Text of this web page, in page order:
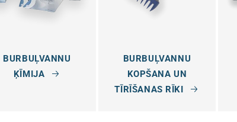
BURBUĻVANNU
ĶĪMIJA
BURBUĻVANNU
KOPŠANA UN
TĪRĪŠANAS RĪKI